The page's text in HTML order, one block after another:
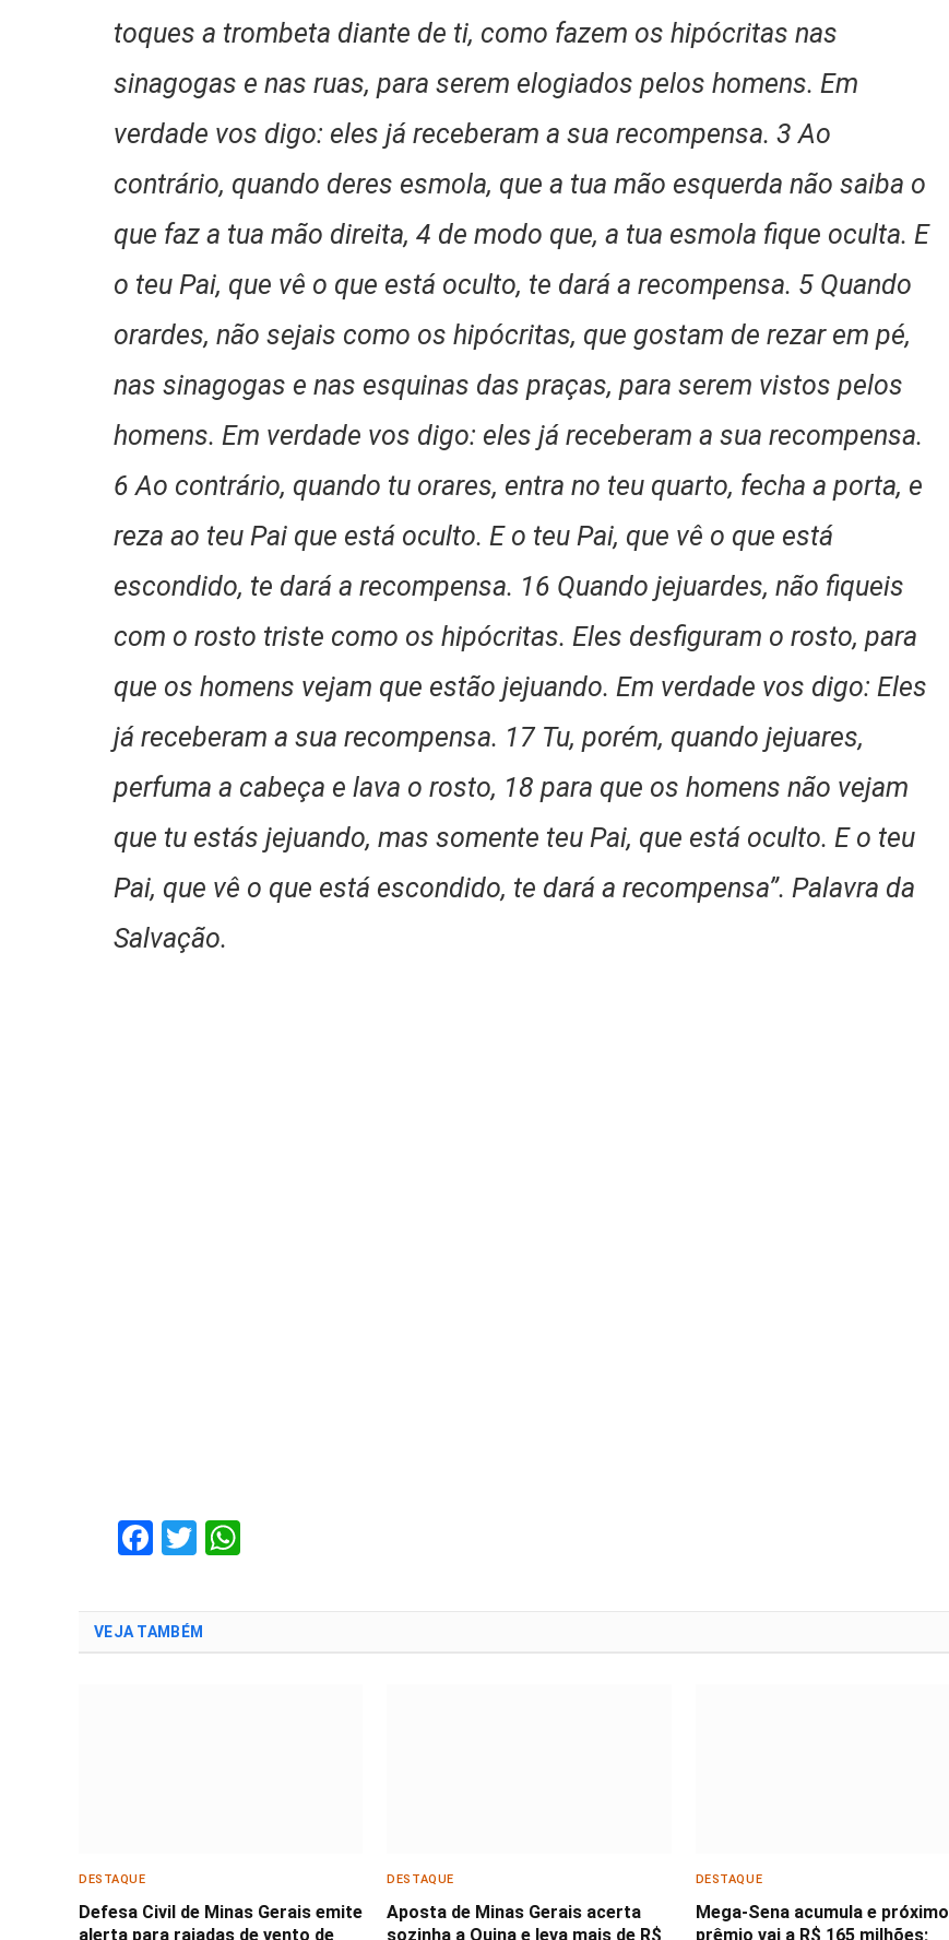
toques a trombeta diante de ti, como fazem os hipócritas nas
sinagogas e nas ruas, para serem elogiados pelos homens. Em
verdade vos digo: eles já receberam a sua recompensa. 3 Ao
contrário, quando deres esmola, que a tua mão esquerda não saiba o
que faz a tua mão direita, 4 de modo que, a tua esmola fique oculta. E
o teu Pai, que vê o que está oculto, te dará a recompensa. 5 Quando
orardes, não sejais como os hipócritas, que gostam de rezar em pé,
nas sinagogas e nas esquinas das praças, para serem vistos pelos
homens. Em verdade vos digo: eles já receberam a sua recompensa.
6 Ao contrário, quando tu orares, entra no teu quarto, fecha a porta, e
reza ao teu Pai que está oculto. E o teu Pai, que vê o que está
escondido, te dará a recompensa. 16 Quando jejuardes, não fiqueis
com o rosto triste como os hipócritas. Eles desfiguram o rosto, para
que os homens vejam que estão jejuando. Em verdade vos digo: Eles
já receberam a sua recompensa. 17 Tu, porém, quando jejuares,
perfuma a cabeça e lava o rosto, 18 para que os homens não vejam
que tu estás jejuando, mas somente teu Pai, que está oculto. E o teu
Pai, que vê o que está escondido, te dará a recompensa”. Palavra da
Salvação.
Facebook
Twitter
VEJA TAMBÉM
DESTAQUE
Defesa Civil de Minas Gerais emite
alerta para rajadas de vento de
DESTAQUE
Aposta de Minas Gerais acerta
sozinha a Quina e leva mais de R$
DESTAQUE
Mega-Sena acumula e próximo
prêmio vai a R$ 165 milhões;